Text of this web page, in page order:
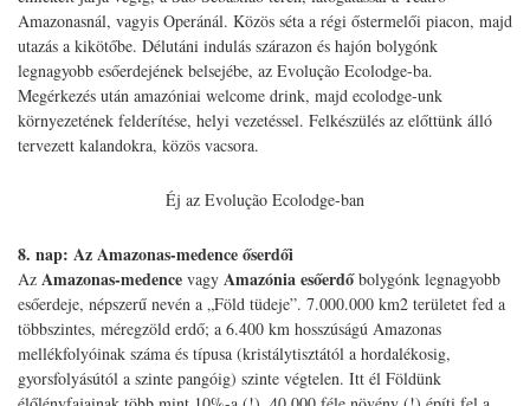
Amazonasnál, vagyis Operánál. Közös séta a régi őstermelői piacon, majd
utazás a kikötőbe. Délutáni indulás szárazon és hajón bolygónk
legnagyobb esőerdejének belsejébe, az Evolução Ecolodge-ba.
Megérkezés után amazóniai welcome drink, majd ecolodge-unk
környezetének felderítése, helyi vezetéssel. Felkészülés az előttünk álló
tervezett kalandokra, közös vacsora.
Éj az Evolução Ecolodge-ban
8. nap: Az Amazonas-medence őserdői
Az Amazonas-medence vagy Amazónia esőerdőbolygónk legnagyobb
esőerdeje, népszerű nevén a „Föld tüdeje”. 7.000.000 km2 területet fed a
többszintes, méregzöld erdő; a 6.400 km hosszúságú Amazonas
mellékfolyóinak száma és típusa (kristálytisztától a hordalékosig,
gyorsfolyásútól a szinte pangóig) szinte végtelen. Itt él Földünk